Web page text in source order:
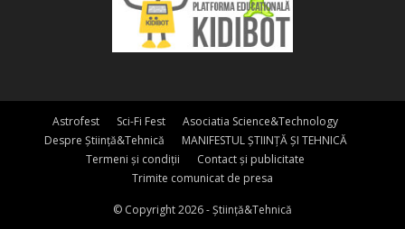
Astrofest Sci-Fi Fest
Asociatia Science&Technology
Despre Știință&Tehnică
MANIFESTUL ȘTIINȚĂ ȘI TEHNICĂ
Termeni și condiții
Contact și publicitate
Trimite comunicat de presa
© Copyright 2026 - Știință&Tehnică